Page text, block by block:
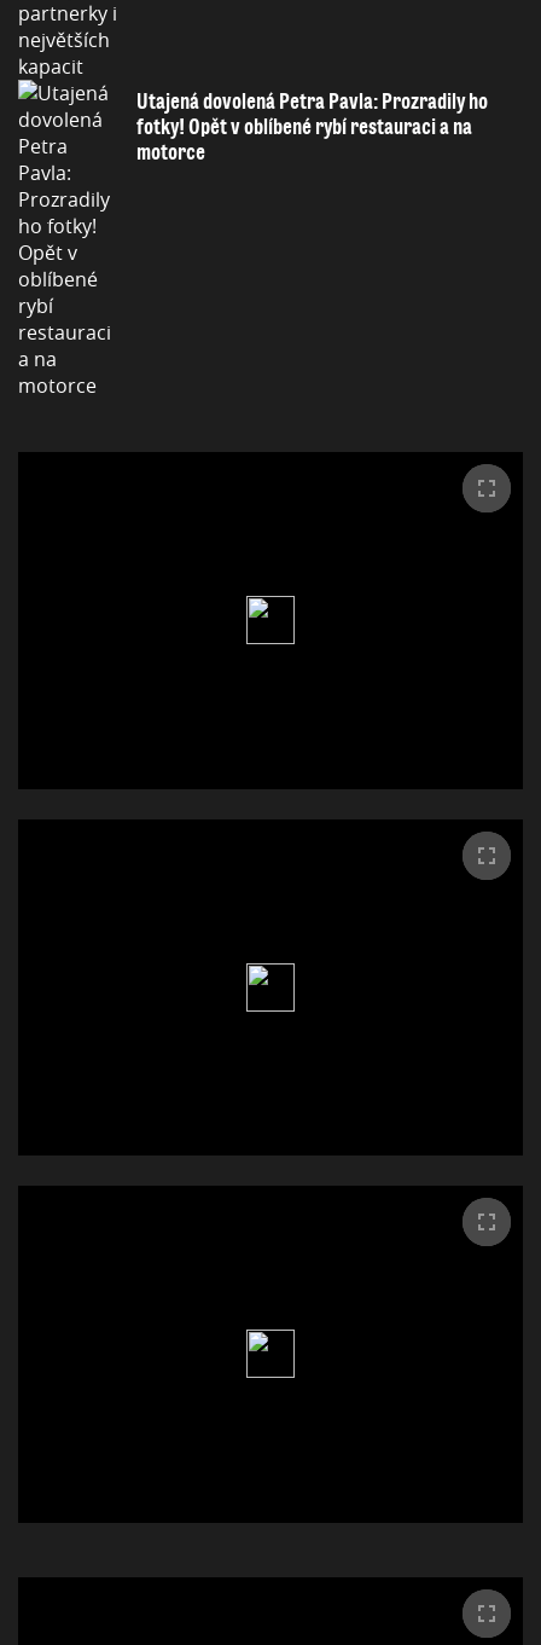
Utajená dovolená Petra Pavla: Prozradily ho
fotky! Opět v oblíbené rybí restauraci a na
motorce